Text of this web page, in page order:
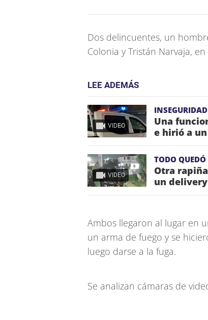
Dos delincuentes, un
Colonia y Tristán Narvaja, en
LEE ADEMÁS
VIDEO
INSEGURIDAD
Una
e hirió a
VIDEO
TODO
Otra
un
Ambos llegaron al lugar en
un arma de fuego y se
luego darse a la fuga.
Se analizan cámaras de